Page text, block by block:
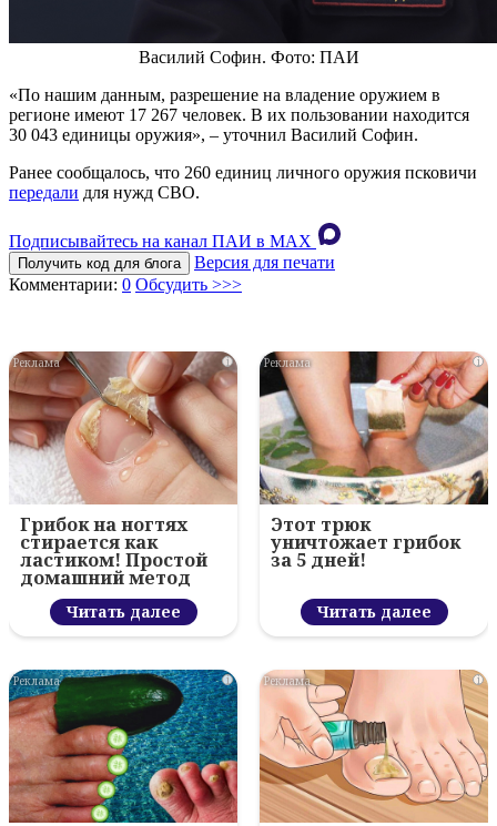
Василий Софин. Фото: ПАИ
«По нашим данным, разрешение на владение оружием в
регионе имеют 17 267 человек. В их пользовании находится
30 043 единицы оружия», – уточнил Василий Софин.
Ранее сообщалось, что 260 единиц личного оружия псковичи
передали для нужд СВО.
Подписывайтесь на канал ПАИ в MAХ
Получить код для блога
Версия для печати
Комментарии: 0 Обсудить >>>
i
Грибок на ногтях
стирается как
ластиком! Простой
домашний метод
Читать далее
i
Этот трюк
уничтожает грибок
за 5 дней!
Читать далее
i i